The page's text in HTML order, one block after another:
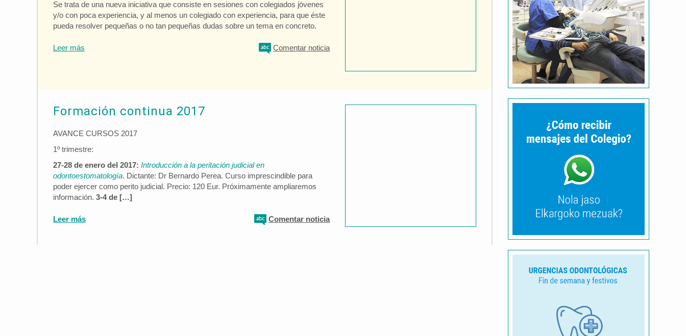
Se trata de una nueva iniciativa que consiste en sesiones con colegiados jóvenes
y/o con poca experiencia, y al menos un colegiado con experiencia, para que éste
pueda resolver pequeñas o no tan pequeñas dudas sobre un tema en concreto.
Leer más Comentar noticia
Formación continua 2017
AVANCE CURSOS 2017
1º trimestre:
27-28 de enero del 2017: Introducción a la peritación judicial en
odontoestomatología. Dictante: Dr Bernardo Perea. Curso imprescindible para
poder ejercer como perito judicial. Precio: 120 Eur. Próximamente ampliaremos
información.3-4 de […]
Leer más Comentar noticia